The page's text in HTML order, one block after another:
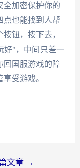
全加密保护你的
点也能找到人帮
钮，按下去，
好"，中间只差一
回国服游戏的障
受游戏。
文章 →